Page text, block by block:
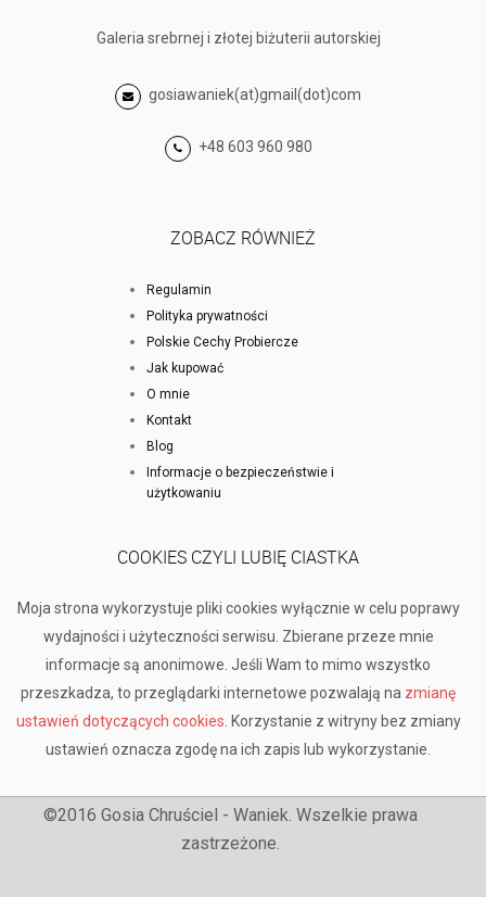
Galeria srebrnej i złotej biżuterii autorskiej
gosiawaniek(at)gmail(dot)com
+48 603 960 980
ZOBACZ RÓWNIEŻ
Regulamin
Polityka prywatności
Polskie Cechy Probiercze
Jak kupować
O mnie
Kontakt
Blog
Informacje o bezpieczeństwie i
użytkowaniu
COOKIES CZYLI LUBIĘ CIASTKA
Moja strona wykorzystuje pliki cookies wyłącznie w celu poprawy
wydajności i użyteczności serwisu. Zbierane przeze mnie
informacje są anonimowe. Jeśli Wam to mimo wszystko
przeszkadza, to przeglądarki internetowe pozwalają na zmianę
ustawień dotyczących cookies . Korzystanie z witryny bez zmiany
ustawień oznacza zgodę na ich zapis lub wykorzystanie.
©2016 Gosia Chruściel - Waniek. Wszelkie prawa
zastrzeżone.